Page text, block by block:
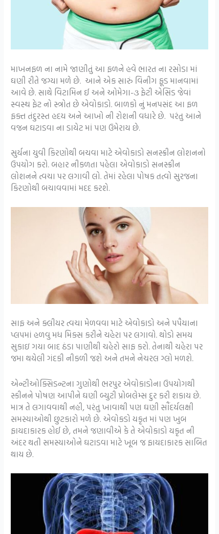
માખનફળ ના નામે જાણીતું આ ફળને હવે ભારત ના રસોડા માં
ઘણી રીતે જગ્યા મળે છે. આને એક સારું વિનીગ ફૂડ માનવામાં
આવે છે. સાથે વિટામિન ઈ અને ઓમેગા-૩ ફેટી એસિડ જેવાં
સ્વસ્થ ફેટ નો સ્ત્રોત છે એવોકાડો. બાળકો નું મનપસંદ આ ફળ
ફક્ત તંદુરસ્ત હદય અને આખો ની રોશની વધારે છે. પરંતુ આને
વજન ઘટાડવા ના ડાયેટ માં પણ ઉમેરાય છે.
સુર્યના યુવી કિરણોથી બચવા માટે એવોકાડો સનસ્ક્રીન લોશનનો
ઉપયોગ કરો. બહાર નીકળતા પહેલા એવોકાડો સનસ્ક્રીન
લોશનને ત્વચા પર લગાવી લો. તેમાં રહેલા પોષક તત્વો સુરજના
કિરણોથી બચાવવામાં મદદ કરશે.
સાફ અને ક્લીયર ત્વચા મેળવવા માટે એવોકાડો અને પપૈયાના
પ્લપમાં હળવુ મધ મિક્સ કરીને ચહેરા પર લગાવો. થોડો સમય
સુકાઇ ગયા બાદ ઠંડા પાણીથી ચહેરો સાફ કરો. તેનાથી ચહેરા પર
જમા થયેલી ગંદકી નીકળી જશે અને તમને નેચરલ ગ્લો મળશે.
એન્ટીઓક્સિડન્ટના ગુણોથી ભરપુર એવોકાડોના ઉપયોગથી
સ્કીનને પોષણ આપીને ઘણી બ્યુટી પ્રોબલેમ્સ દુર કરી શકાય છે.
માત્ર તે લગાવવાથી નહી, પરંતુ ખાવાથી પણ ઘણી સૌંદર્યલક્ષી
સમસ્યાઓથી છુટકારો મળે છે. એવોકડો યકૃત માં પણ ખુબ
ફાયદાકારક હોઈ છે, તમને જણાવીએ કે તે એવોકાડો યકૃત ની
અંદર થતી સમસ્યાઓને ઘટાડવા માટે ખૂબ જ ફાયદાકારક સાબિત
થાય છે.